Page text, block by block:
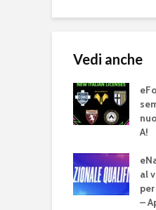
Vedi anche
A!
al
–